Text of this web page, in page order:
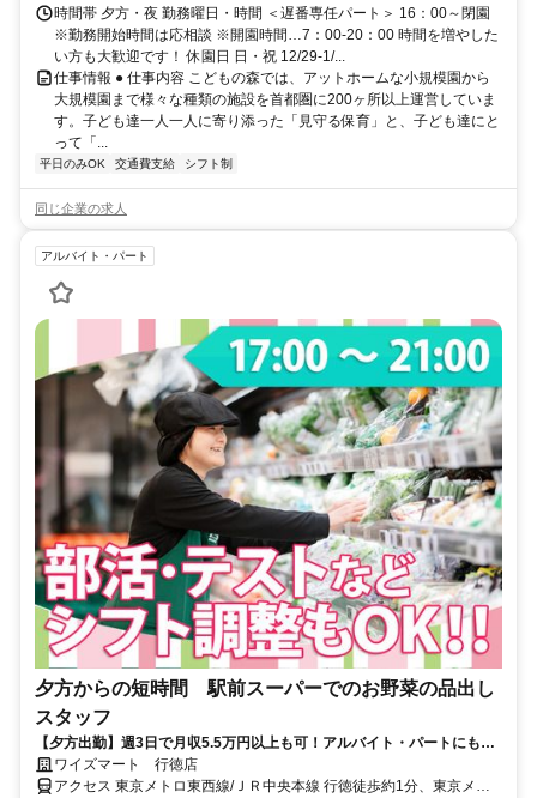
時間帯 夕方・夜 勤務曜日・時間 ＜遅番専任パート＞ 16：00～閉園
※勤務開始時間は応相談 ※開園時間…7：00-20：00 時間を増やした
い方も大歓迎です！ 休園日 日・祝 12/29-1/...
仕事情報 ● 仕事内容 こどもの森では、アットホームな小規模園から
大規模園まで様々な種類の施設を首都圏に200ヶ所以上運営していま
す。子ども達一人一人に寄り添った「見守る保育」と、子ども達にと
って「...
平日のみOK 交通費支給 シフト制
同じ企業の求人
アルバイト・パート
夕方からの短時間 駅前スーパーでのお野菜の品出し
スタッフ
【夕方出勤】週3日で月収5.5万円以上も可！アルバイト・パートにも賞
与あり！お得な社割で家計も大助かり♪
ワイズマート 行徳店
アクセス 東京メトロ東西線/ＪＲ中央本線 行徳徒歩約1分、東京メト